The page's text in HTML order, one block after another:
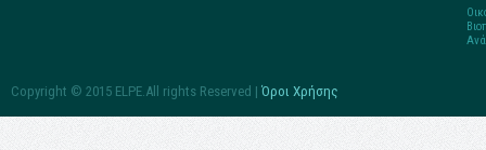
Copyright © 2015 ELPE.All rights Reserved | Όροι Χρήσης